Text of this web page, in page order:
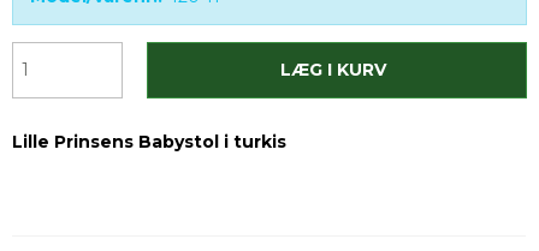
LÆG I KURV
Lille Prinsens Babystol i turkis